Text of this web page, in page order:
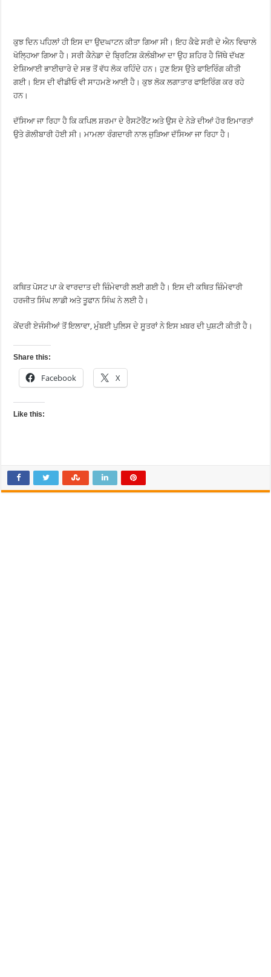
ਕੁਝ ਦਿਨ ਪਹਿਲਾਂ ਹੀ ਇਸ ਦਾ ਉਦਘਾਟਨ ਕੀਤਾ ਗਿਆ ਸੀ। ਇਹ ਕੈਫੇ ਸਰੀ ਦੇ ਐਨ ਵਿਚਾਲੇ
ਖੋਲ੍ਹਿਆ ਗਿਆ ਹੈ। ਸਰੀ ਕੈਨੇਡਾ ਦੇ ਬ੍ਰਿਟਿਸ਼ ਕੋਲੰਬੀਆ ਦਾ ਉਹ ਸ਼ਹਿਰ ਹੈ ਜਿੱਥੇ ਦੱਖਣ
ਏਸ਼ਿਆਈ ਭਾਈਚਾਰੇ ਦੇ ਸਭ ਤੋਂ ਵੱਧ ਲੋਕ ਰਹਿੰਦੇ ਹਨ। ਹੁਣ ਇਸ ਉਤੇ ਫਾਇਰਿੰਗ ਕੀਤੀ
ਗਈ। ਇਸ ਦੀ ਵੀਡੀਓ ਵੀ ਸਾਹਮਣੇ ਆਈ ਹੈ। ਕੁਝ ਲੋਕ ਲਗਾਤਾਰ ਫਾਇਰਿੰਗ ਕਰ ਰਹੇ
ਹਨ।
ਦੱਸਿਆ ਜਾ ਰਿਹਾ ਹੈ ਕਿ ਕਪਿਲ ਸ਼ਰਮਾ ਦੇ ਰੈਸਟੋਰੈਂਟ ਅਤੇ ਉਸ ਦੇ ਨੇੜੇ ਦੀਆਂ ਹੋਰ ਇਮਾਰਤਾਂ
ਉਤੇ ਗੋਲੀਬਾਰੀ ਹੋਈ ਸੀ। ਮਾਮਲਾ ਰੰਗਦਾਰੀ ਨਾਲ ਜੁੜਿਆ ਦੱਸਿਆ ਜਾ ਰਿਹਾ ਹੈ।
ਕਥਿਤ ਪੋਸਟ ਪਾ ਕੇ ਵਾਰਦਾਤ ਦੀ ਜ਼ਿੰਮੇਵਾਰੀ ਲਈ ਗਈ ਹੈ। ਇਸ ਦੀ ਕਥਿਤ ਜ਼ਿੰਮੇਵਾਰੀ
ਹਰਜੀਤ ਸਿੰਘ ਲਾਡੀ ਅਤੇ ਤੂਫਾਨ ਸਿੰਘ ਨੇ ਲਈ ਹੈ।
ਕੇਂਦਰੀ ਏਜੰਸੀਆਂ ਤੋਂ ਇਲਾਵਾ, ਮੁੰਬਈ ਪੁਲਿਸ ਦੇ ਸੂਤਰਾਂ ਨੇ ਇਸ ਖ਼ਬਰ ਦੀ ਪੁਸ਼ਟੀ ਕੀਤੀ ਹੈ।
Share this:
Facebook X
Like this: